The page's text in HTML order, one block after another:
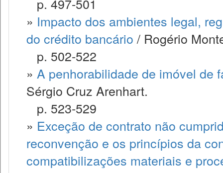
» Impacto dos ambientes legal,
do crédito bancário / Rogério
p. 502-522
» A penhorabilidade de imóvel de
Sérgio Cruz Arenhart.
p. 523-529
» Exceção de contrato não
reconvenção e os princípios da
compatibilizações materiais e